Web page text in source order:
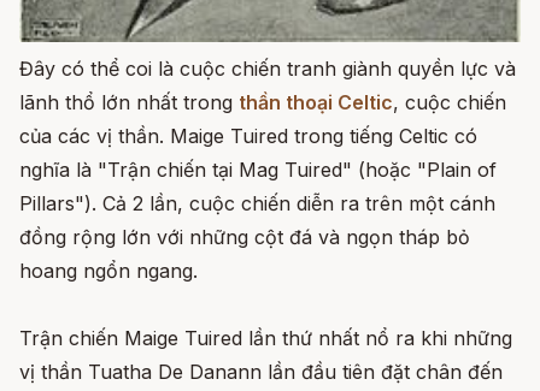
Đây có thể coi là cuộc chiến tranh giành quyền lực và
lãnh thổ lớn nhất trong thần thoại Celtic, cuộc chiến
của các vị thần. Maige Tuired trong tiếng Celtic có
nghĩa là "Trận chiến tại Mag Tuired" (hoặc "Plain of
Pillars"). Cả 2 lần, cuộc chiến diễn ra trên một cánh
đồng rộng lớn với những cột đá và ngọn tháp bỏ
hoang ngổn ngang.
Trận chiến Maige Tuired lần thứ nhất nổ ra khi những
vị thần Tuatha De Danann lần đầu tiên đặt chân đến